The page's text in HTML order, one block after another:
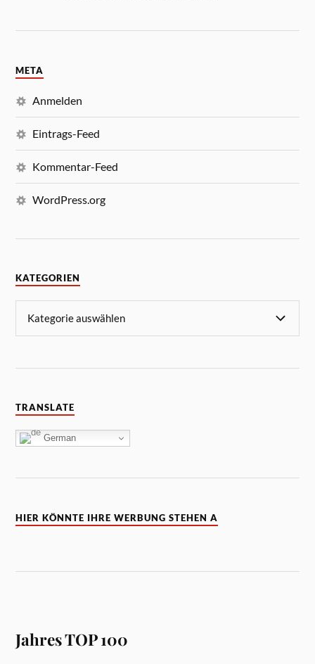
META
Anmelden
Eintrags-Feed
Kommentar-Feed
WordPress.org
KATEGORIEN
TRANSLATE
German
HIER KÖNNTE IHRE WERBUNG STEHEN A
Jahres TOP 100